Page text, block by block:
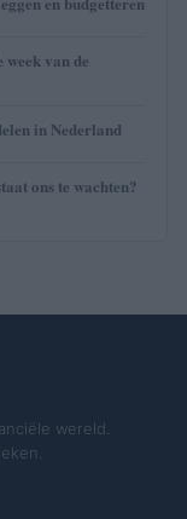
van de
in Nederland
ons te wachten?
wereld.